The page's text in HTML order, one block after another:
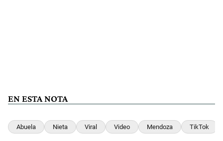
EN ESTA NOTA
Abuela Nieta Viral Video Mendoza TikTok